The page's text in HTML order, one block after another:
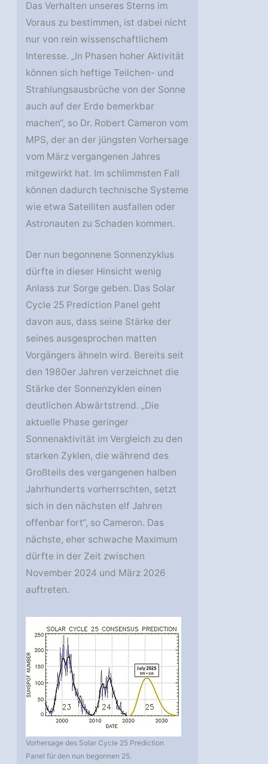
Das Verhalten unseres Sterns im
Voraus zu bestimmen, ist dabei nicht
nur von rein wissenschaftlichem
Interesse. „In Phasen hoher Aktivität
können sich heftige Teilchen- und
Strahlungsausbrüche von der Sonne
auch auf der Erde bemerkbar
machen“, so Dr. Robert Cameron vom
MPS, der an der jüngsten Vorhersage
vom März vergangenen Jahres
mitgewirkt hat. Im schlimmsten Fall
können dadurch technische Systeme
wie etwa Satelliten ausfallen oder
Astronauten zu Schaden kommen.
Der nun begonnene Sonnenzyklus
dürfte in dieser Hinsicht wenig
Anlass zur Sorge geben. Das Solar
Cycle 25 Prediction Panel geht
davon aus, dass seine Stärke der
seines ausgesprochen matten
Vorgängers ähneln wird. Bereits seit
den 1980er Jahren verzeichnet die
Stärke der Sonnenzyklen einen
deutlichen Abwärtstrend. „Die
aktuelle Phase geringer
Sonnenaktivität im Vergleich zu den
starken Zyklen, die während des
Großteils des vergangenen halben
Jahrhunderts vorherrschten, setzt
sich in den nächsten elf Jahren
offenbar fort“, so Cameron. Das
nächste, eher schwache Maximum
dürfte in der Zeit zwischen
November 2024 und März 2026
auftreten.
Vorhersage des Solar Cycle 25 Prediction
Panel für den nun begonnen 25.